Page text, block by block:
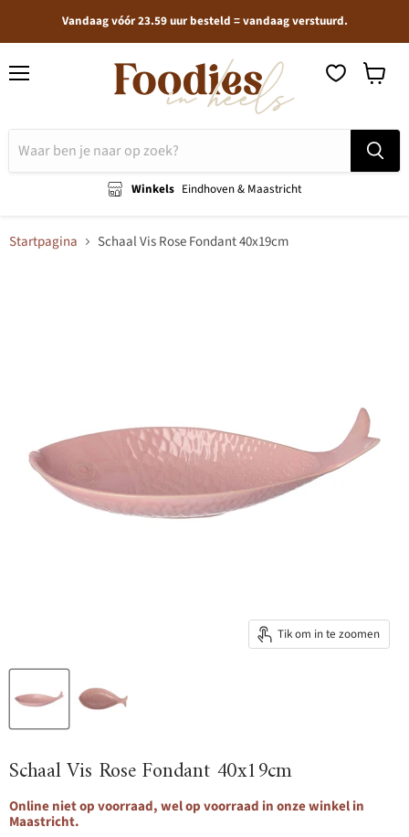
Vandaag vóór 23.59 uur besteld = vandaag verstuurd.
Winkels Eindhoven & Maastricht
Startpagina Schaal Vis Rose Fondant 40x19cm
Tik om in te zoomen
Schaal Vis Rose Fondant 40x19cm
Online niet op voorraad, wel op voorraad in onze winkel in
Maastricht.